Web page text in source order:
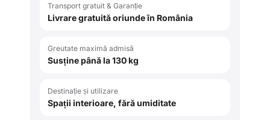
Transport gratuit & Garanție
Livrare gratuită oriunde în România
Greutate maximă admisă
Susține până la 130 kg
Destinație și utilizare
Spații interioare, fără umiditate